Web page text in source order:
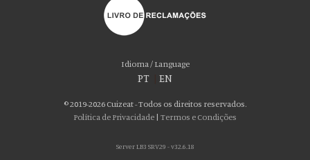
Idioma / Language
PT EN
© 2019-2026 Cuizeat - Todos os direitos reservados.
Política de Privacidade | Termos e Condições
Server LB3 SRV29 - v32.6.18
Por favor aceite as nossas deliciosas
Usamos cookies para personalizar conteúdo e anúncios, fornecer recursos
de mídia social e analisar nosso tráfego. Também compartilhamos
social, publicidade e análise, que podem combiná-lo com outras informações
que você forneceu a eles ou que coletaram do uso de seus serviços. Você